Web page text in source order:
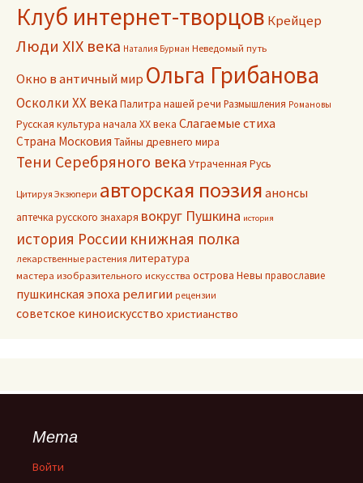
Клуб интернет-творцов Крейцер
Люди XIX века Наталия Бурман Неведомый путь
Окно в античный мир Ольга Грибанова
Осколки ХХ векаПалитра нашей речи Размышления Романовы
Русская культура начала ХХ века Слагаемые стиха
Страна Московия Тайны древнего мира
Тени Серебряного века Утраченная Русь
Цитируя Экзюпери авторская поэзия анонсы
аптечка русского знахаря вокруг Пушкина история
история России книжная полка
лекарственные растения литература
мастера изобразительного искусства острова Невы православие
пушкинская эпоха религии рецензии
советское киноискусство христианство
Мета
Войти